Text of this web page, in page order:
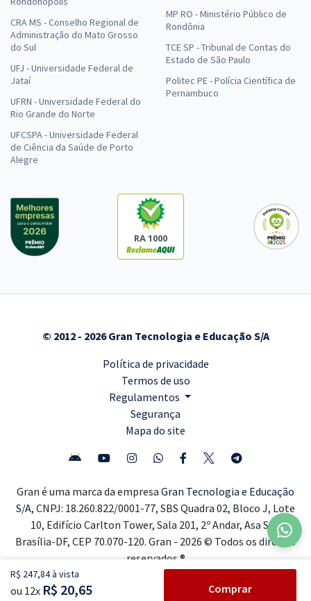
R$ 247,84 à vista
ou 12x R$ 20,65 Comprar
CRA MS - Conselho Regional de
Administração do Mato Grosso
do Sul
UFJ - Universidade Federal de
Jataí
UFRN - Universidade Federal do
Rio Grande do Norte
UFCSPA - Universidade Federal
de Ciência da Saúde de Porto
Alegre
MP RO - Ministério Público de
Rondônia
TCE SP - Tribunal de Contas do
Estado de São Paulo
Politec PE - Polícia Científica de
Pernambuco
RA 1000
© 2012 - 2026 Gran Tecnologia e Educação S/A
Política de privacidade
Termos de uso
Regulamentos
Segurança
Mapa do site
Gran é uma marca da empresa Gran Tecnologia e Educação
S/A, CNPJ: 18.260.822/0001-77, SBS Quadra 02, Bloco J, Lote
10, Edifício Carlton Tower, Sala 201, 2º Andar, Asa Sul,
Brasília-DF, CEP 70.070-120. Gran - 2026 © Todos os direitos
reservados ®